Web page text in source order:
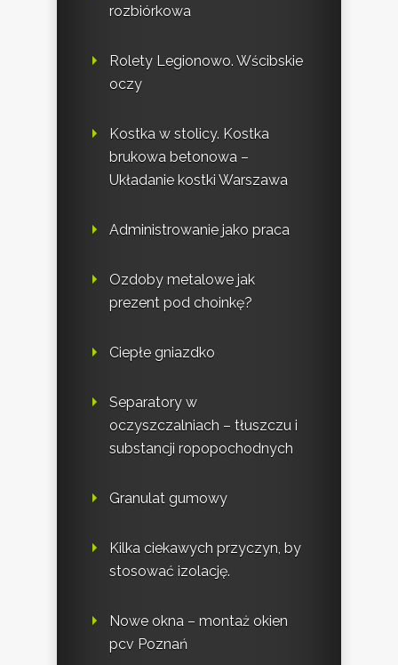
rozbiórkowa
Rolety Legionowo. Wścibskie
oczy
Kostka w stolicy. Kostka
brukowa betonowa –
Układanie kostki Warszawa
Administrowanie jako praca
Ozdoby metalowe jak
prezent pod choinkę?
Ciepłe gniazdko
Separatory w
oczyszczalniach – tłuszczu i
substancji ropopochodnych
Granulat gumowy
Kilka ciekawych przyczyn, by
stosować izolację.
Nowe okna – montaż okien
pcv Poznań